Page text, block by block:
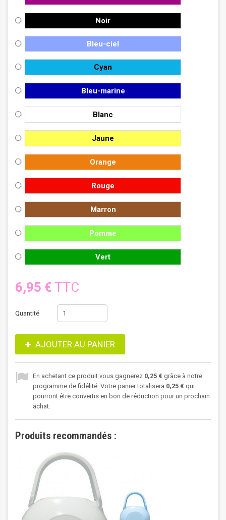
Noir
Bleu-ciel
Cyan
Bleu-marine
Blanc
Jaune
Orange
Rouge
Marron
Pomme
Vert
6,95 € TTC
Quantité
AJOUTER AU PANIER
En achetant ce produit vous gagnerez 0,25 € grâce à notre
programme de fidélité. Votre panier totalisera 0,25 € qui
pourront être convertis en bon de réduction pour un prochain
achat.
Produits recommandés :